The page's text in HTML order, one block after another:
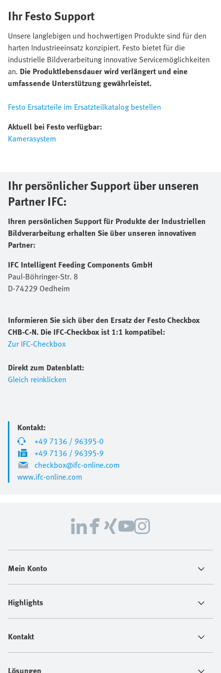
Ihr Festo Support
Unsere langlebigen und hochwertigen Produkte sind für den
harten Industrieeinsatz konzipiert. Festo bietet für die
industrielle Bildverarbeitung innovative Servicemöglichkeiten
an. Die Produktlebensdauer wird verlängert und eine
umfassende Unterstützung gewährleistet.
Festo Ersatzteile im Ersatzteilkatalog bestellen
Aktuell bei Festo verfügbar:
Kamerasystem
Ihr persönlicher Support über unseren
Partner IFC:
Ihren persönlichen Support für Produkte der Industriellen
Bildverarbeitung erhalten Sie über unseren innovativen
Partner:
IFC Intelligent Feeding Components GmbH
Paul-Böhringer-Str. 8
D-74229 Oedheim
Informieren Sie sich über den Ersatz der Festo Checkbox
CHB-C-N. Die IFC-Checkbox ist 1:1 kompatibel:
Zur IFC-Checkbox
Direkt zum Datenblatt:
Gleich reinklicken
Kontakt:
+49 7136 / 96395-0
+49 7136 / 96395-9
checkbox@ifc-online.com
www.ifc-online.com
Mein Konto
Highlights
Kontakt
Lösungen